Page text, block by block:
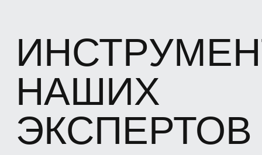
ПЛОСКОСТЕЙ
BOSCH GLL 3-80
Предназначен для построения и
контроля горизонтальных и
вертикальных линий с точностью до ±
0,3 мм/м.